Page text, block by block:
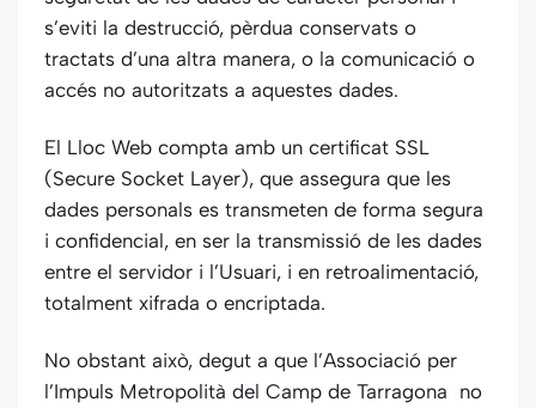
s’eviti la destrucció, pèrdua conservats o
tractats d’una altra manera, o la comunicació o
accés no autoritzats a aquestes dades.
El Lloc Web compta amb un certificat SSL
(Secure Socket Layer), que assegura que les
dades personals es transmeten de forma segura
i confidencial, en ser la transmissió de les dades
entre el servidor i l’Usuari, i en retroalimentació,
totalment xifrada o encriptada.
No obstant això, degut a que l’Associació per
l’Impuls Metropolità del Camp de Tarragona no